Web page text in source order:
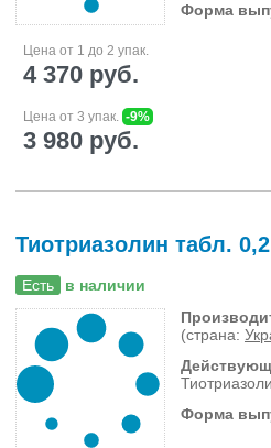
Форма
Цена от 1 до 2 упак.
4 370 руб.
Цена от 3 упак. -9%
3 980 руб.
Тиотриазолин табл.
Есть в наличии
(страна:
Форма